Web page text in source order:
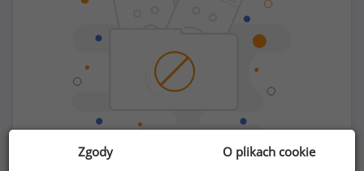
Zgody O plikach cookie